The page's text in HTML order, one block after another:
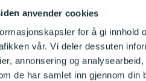
anvender cookies
for å gi innhold
vår. Vi deler dessuten
annonsering og
de har samlet inn gjennom din